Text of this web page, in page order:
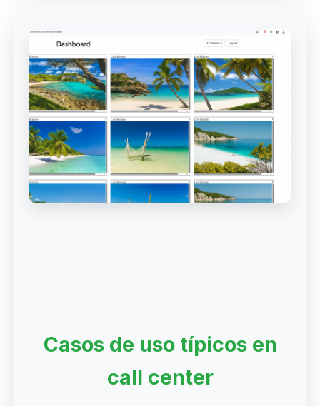
Casos de uso típicos en
call center